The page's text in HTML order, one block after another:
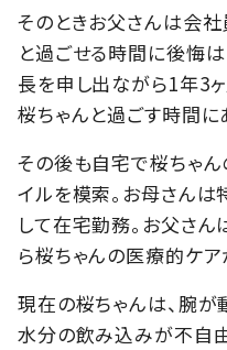
そのときお父さんは会社
と過ごせる時間に後悔は
長を申し出ながら1年3
桜ちゃんと過ごす時間に
その後も自宅で桜ちゃ
イルを模索。お母さん
して在宅勤務。お父さ
ら桜ちゃんの医療的ケア
現在の桜ちゃんは、腕が
水分の飲み込みが不自